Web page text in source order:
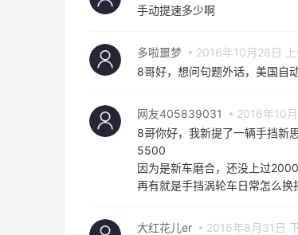
手动提速多少啊
多啦噩梦
2016年10月28日
8哥好，想问句题外话，美国自
网友405839031
2016年10
8哥你好，我新提了一辆手挡新
5500
因为是新车磨合，还没上过
再有就是手挡涡轮车日常怎么换
大红花儿er
2016年8月31日